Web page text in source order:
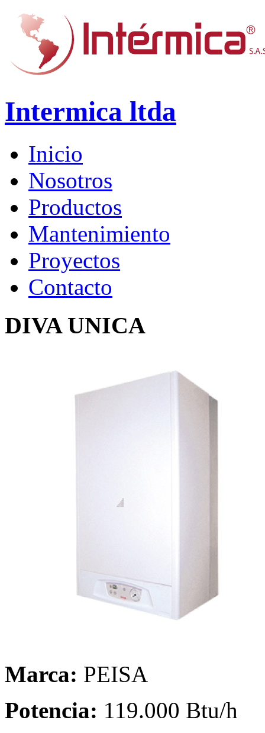
Intermica ltda
Inicio
Nosotros
Productos
Mantenimiento
Proyectos
Contacto
DIVA UNICA
Marca: PEISA
Potencia: 119.000 Btu/h